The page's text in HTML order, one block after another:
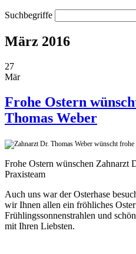
Suchbegriffe
März 2016
27
Mär
Frohe Ostern
Thomas Weber
Frohe Ostern wünschen Zahnarzt
Praxisteam
Auch uns war der Osterhase
wir Ihnen allen ein fröhliches
Frühlingssonnenstrahlen und
mit Ihren Liebsten.